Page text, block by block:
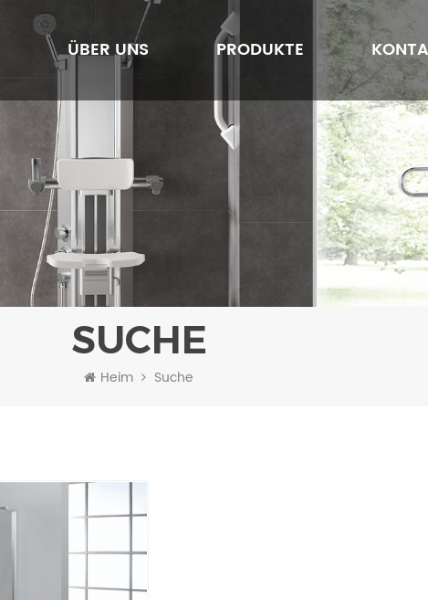
ÜBER UNS PRODUKTE
SUCHE
Heim Suche